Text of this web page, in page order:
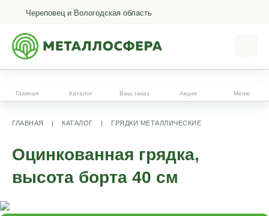
Череповец и Вологодская область
Главная Каталог Ваш заказ Акции Меню
ГЛАВНАЯ | КАТАЛОГ | ГРЯДКИ МЕТАЛЛИЧЕСКИЕ
Оцинкованная грядка,
высота борта 40 см